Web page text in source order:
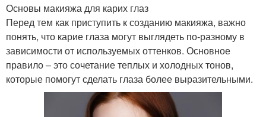
Основы макияжа для карих глаз
Перед тем как приступить к созданию макияжа, важно
понять, что карие глаза могут выглядеть по-разному в
зависимости от используемых оттенков. Основное
правило – это сочетание теплых и холодных тонов,
которые помогут сделать глаза более выразительными.